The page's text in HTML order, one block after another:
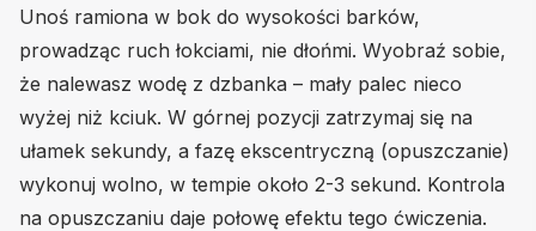
Unoś ramiona w bok do wysokości barków,
prowadząc ruch łokciami, nie dłońmi. Wyobraź sobie,
że nalewasz wodę z dzbanka – mały palec nieco
wyżej niż kciuk. W górnej pozycji zatrzymaj się na
ułamek sekundy, a fazę ekscentryczną (opuszczanie)
wykonuj wolno, w tempie około 2-3 sekund. Kontrola
na opuszczaniu daje połowę efektu tego ćwiczenia.